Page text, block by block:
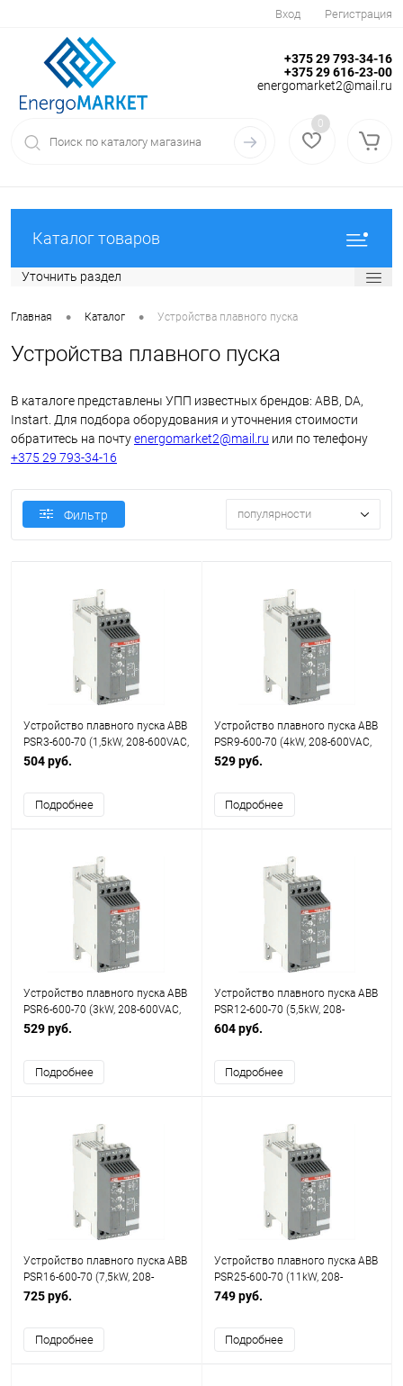
Вход Регистрация
+375 29 793-34-16
+375 29 616-23-00
energomarket2@mail.ru
0
Каталог товаров
Уточнить раздел
Главная • Каталог • Устройства плавного пуска
Устройства плавного пуска
В каталоге представлены УПП известных брендов: ABB, DA,
Instart. Для подбора оборудования и уточнения стоимости
обратитесь на почтуenergomarket2@mail.ru или по телефону
+375 29 793-34-16
Фильтр популярности
Устройство плавного пуска ABB
PSR3-600-70 (1,5kW, 208-600VAC,
3,9А, Uупр.=100-240VAC)
504 руб.
Подробнее
Устройство плавного пуска ABB
PSR9-600-70 (4kW, 208-600VAC,
9А, Uупр.=100-240VAC)
529 руб.
Подробнее
Устройство плавного пуска ABB
PSR6-600-70 (3kW, 208-600VAC,
6,8А, Uупр.=100-240VAC)
529 руб.
Подробнее
Устройство плавного пуска ABB
PSR12-600-70 (5,5kW, 208-
600VAC, 12А, Uупр.=100-
604 руб.
Подробнее
Устройство плавного пуска ABB
PSR16-600-70 (7,5kW, 208-
600VAC, 16А, Uупр.=100-
725 руб.
Подробнее
Устройство плавного пуска ABB
PSR25-600-70 (11kW, 208-
600VAC, 25А, Uупр.=100-
749 руб.
Подробнее